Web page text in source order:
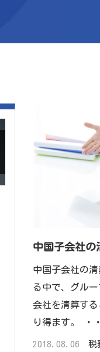
中国子会社の
中国子会社の
る中で、グル
会社を清算す
り得ます。 ・
2018.08.06 税